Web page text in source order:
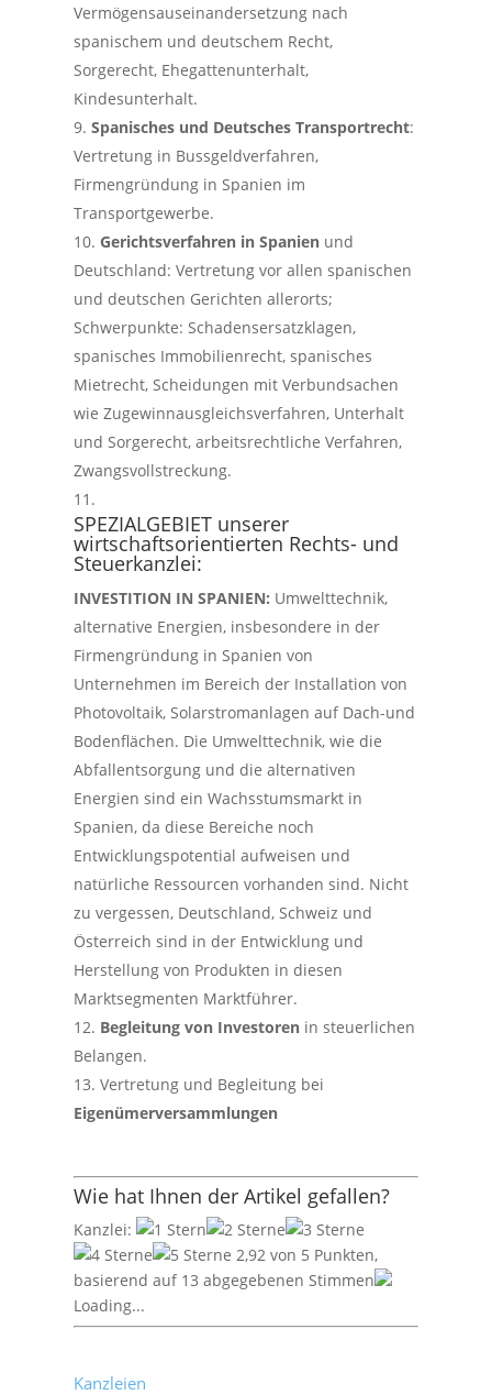
Vermögensauseinandersetzung nach
spanischem und deutschem Recht,
Sorgerecht, Ehegattenunterhalt,
Kindesunterhalt.
Spanisches und Deutsches Transportrecht:
Vertretung in Bussgeldverfahren,
Firmengründung in Spanien im
Transportgewerbe.
Gerichtsverfahren in Spanien und
Deutschland: Vertretung vor allen spanischen
und deutschen Gerichten allerorts;
Schwerpunkte: Schadensersatzklagen,
spanisches Immobilienrecht, spanisches
Mietrecht, Scheidungen mit Verbundsachen
wie Zugewinnausgleichsverfahren, Unterhalt
und Sorgerecht, arbeitsrechtliche Verfahren,
Zwangsvollstreckung.
SPEZIALGEBIET unserer
wirtschaftsorientierten Rechts- und
Steuerkanzlei:
INVESTITION IN SPANIEN: Umwelttechnik,
alternative Energien, insbesondere in der
Firmengründung in Spanien von
Unternehmen im Bereich der Installation von
Photovoltaik, Solarstromanlagen auf Dach-und
Bodenflächen. Die Umwelttechnik, wie die
Abfallentsorgung und die alternativen
Energien sind ein Wachsstumsmarkt in
Spanien, da diese Bereiche noch
Entwicklungspotential aufweisen und
natürliche Ressourcen vorhanden sind. Nicht
zu vergessen, Deutschland, Schweiz und
Österreich sind in der Entwicklung und
Herstellung von Produkten in diesen
Marktsegmenten Marktführer.
Begleitung von Investoren in steuerlichen
Belangen.
Vertretung und Begleitung bei
Eigenümerversammlungen
Wie hat Ihnen der Artikel gefallen?
Kanzlei:
2,92 von 5 Punkten,
basierend auf 13 abgegebenen Stimmen
Loading...
Kanzleien